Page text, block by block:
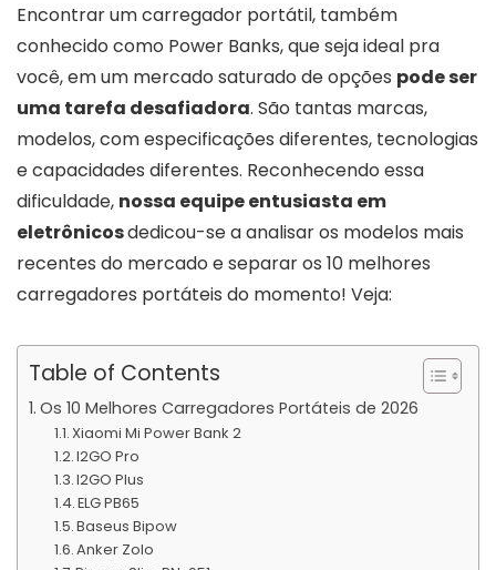
Encontrar um carregador portátil, também
conhecido como Power Banks, que seja ideal pra
você, em um mercado saturado de opções pode ser
uma tarefa desafiadora. São tantas marcas,
modelos, com especificações diferentes, tecnologias
e capacidades diferentes. Reconhecendo essa
dificuldade, nossa equipe entusiasta em
eletrônicosdedicou-se a analisar os modelos mais
recentes do mercado e separar os 10 melhores
carregadores portáteis do momento! Veja:
Table of Contents
Os 10 Melhores Carregadores Portáteis de 2026
Xiaomi Mi Power Bank 2
I2GO Pro
I2GO Plus
ELG PB65
Baseus Bipow
Anker Zolo